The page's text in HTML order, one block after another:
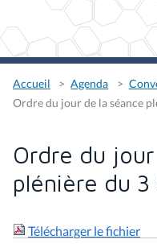
Accueil Agenda
Ordre du jour de la séance
Ordre du
plénière du
Télécharger le fichier